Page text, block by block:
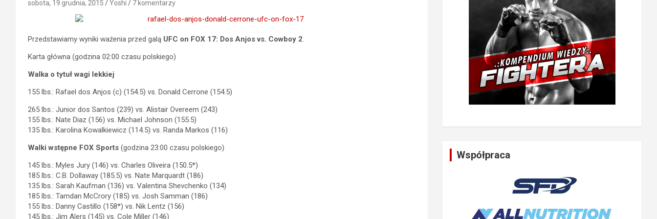
sobota, 19 grudnia, 2015 Yoshi 7 komentarzy
Przedstawiamy wyniki ważenia przed galą UFC on FOX 17: Dos Anjos vs. Cowboy 2.
Karta główna (godzina 02:00 czasu polskiego)
Walka o tytuł wagi lekkiej
155 lbs.: Rafael dos Anjos (c) (154.5) vs. Donald Cerrone (154.5)
265 lbs.: Junior dos Santos (239) vs. Alistair Overeem (243)
155 lbs.: Nate Diaz (156) vs. Michael Johnson (155.5)
135 lbs.: Karolina Kowalkiewicz (114.5) vs. Randa Markos (116)
Walki wstępne FOX Sports (godzina 23:00 czasu polskiego)
145 lbs.: Myles Jury (146) vs. Charles Oliveira (150.5*)
185 lbs.: C.B. Dollaway (185.5) vs. Nate Marquardt (186)
135 lbs.: Sarah Kaufman (136) vs. Valentina Shevchenko (134)
185 lbs.: Tamdan McCrory (185) vs. Josh Samman (186)
155 lbs.: Danny Castillo (158*) vs. Nik Lentz (156)
145 lbs.: Jim Alers (145) vs. Cole Miller (146)
Współpraca